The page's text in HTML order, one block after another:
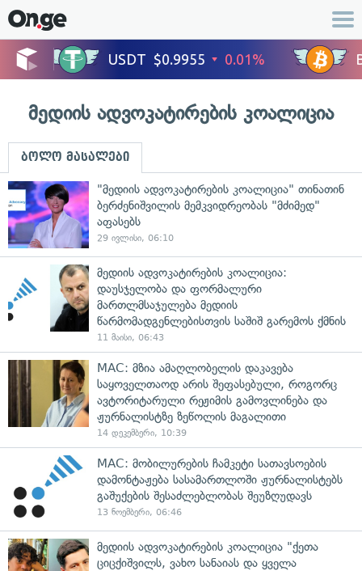
მედიის ადვოკატირების კოალიცია
ბოლო მასალები
"მედიის ადვოკატირების კოალიცია" თინათინ
ბერძენიშვილის მემკვიდრეობას "მძიმედ"
აფასებს
29 ივლისი, 06:10
მედიის ადვოკატირების კოალიცია:
დაუსჯელობა და ფორმალური
მართლმსაჯულება მედიის
წარმომადგენლებისთვის საშიშ გარემოს ქმნის
11 მაისი, 06:43
MAC: მზია ამაღლობელის დაკავება
საყოველთაოდ არის შეფასებული, როგორც
ავტორიტარული რეჟიმის გამოვლინება და
ჟურნალისტზე ზეწოლის მაგალითი
14 დეკემბერი, 10:39
MAC: მობილურების ჩამკეტი სათავსოების
დამონტაჟება სასამართლოში ჟურნალისტებს
გაშუქების შესაძლებლობას შეუზღუდავს
13 ნოემბერი, 06:46
მედიის ადვოკატირების კოალიცია "ქეთა
ციცქიშვილს, ვახო სანაიას და ყველა